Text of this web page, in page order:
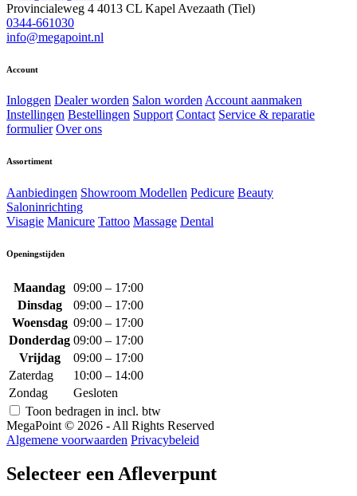
Provincialeweg 4 4013 CL Kapel Avezaath (Tiel)
0344-661030
info@megapoint.nl
Account
Inloggen Dealer worden Salon wordenAccount aanmaken
Instellingen Bestellingen Support Contact Service & reparatie
formulier Over ons
Assortiment
Aanbiedingen Showroom Modellen Pedicure Beauty
Saloninrichting
Visagie Manicure Tattoo Massage Dental
Openingstijden
Maandag 09:00 – 17:00
Dinsdag
09:00 – 17:00
Woensdag 09:00 – 17:00
Donderdag 09:00 – 17:00
Vrijdag
09:00 – 17:00
Zaterdag
10:00 – 14:00
Zondag
Gesloten
Toon bedragen in incl. btw
MegaPoint © 2026 - All Rights Reserved
Algemene voorwaarden Privacybeleid
Selecteer een Afleverpunt